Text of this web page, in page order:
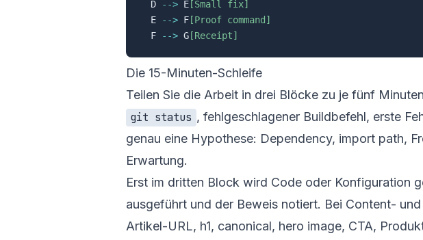
  D
--> E [Small fix]
  E
--> F [Proof command]
  F
--> G [Receipt]
Die 15-Minuten-Schleife
Teilen Sie die Arbeit in drei Blöcke zu je fünf
git status , fehlgeschlagener Buildbefehl, erste
genau eine Hypothese: Dependency, import path,
Erwartung.
Erst im dritten Block wird Code oder Konfiguration
ausgeführt und der Beweis notiert. Bei Content-
Artikel-URL, h1, canonical, hero image, CTA,